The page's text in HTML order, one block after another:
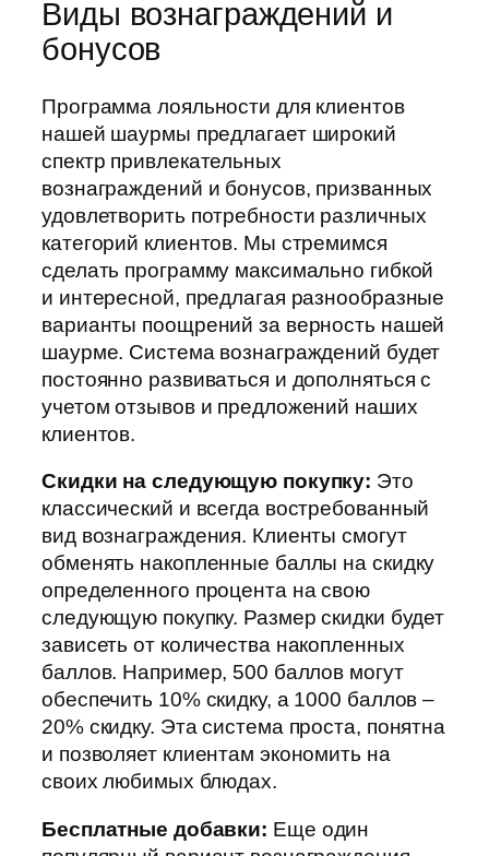
Виды вознаграждений и
бонусов
Программа лояльности для клиентов
нашей шаурмы предлагает широкий
спектр привлекательных
вознаграждений и бонусов, призванных
удовлетворить потребности различных
категорий клиентов. Мы стремимся
сделать программу максимально гибкой
и интересной, предлагая разнообразные
варианты поощрений за верность нашей
шаурме. Система вознаграждений будет
постоянно развиваться и дополняться с
учетом отзывов и предложений наших
клиентов.
Скидки на следующую покупку: Это
классический и всегда востребованный
вид вознаграждения. Клиенты смогут
обменять накопленные баллы на скидку
определенного процента на свою
следующую покупку. Размер скидки будет
зависеть от количества накопленных
баллов. Например, 500 баллов могут
обеспечить 10% скидку, а 1000 баллов –
20% скидку. Эта система проста, понятна
и позволяет клиентам экономить на
своих любимых блюдах.
Бесплатные добавки: Еще один